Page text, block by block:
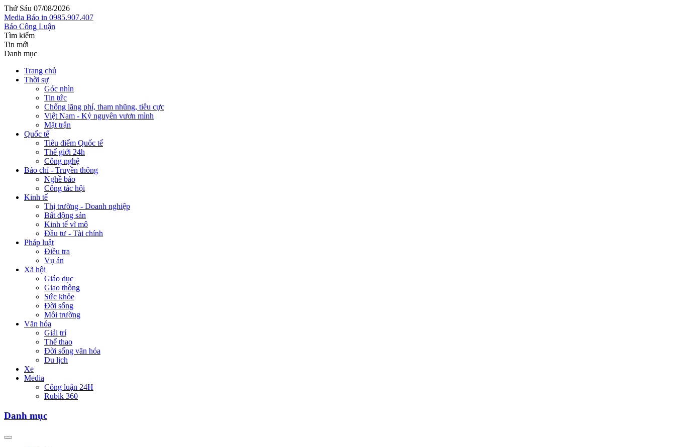
Thứ Sáu 07/08/2026
Media Báo in 0985.907.407
Báo Công Luận
Tìm kiếm
Tin mới
Danh mục
Trang chủ
Thời sự
Góc nhìn
Tin tức
Chống lãng phí, tham nhũng, tiêu cực
Việt Nam - Kỷ nguyên vươn mình
Mặt trận
Quốc tế
Tiêu điểm Quốc tế
Thế giới 24h
Công nghệ
Báo chí - Truyền thông
Nghề báo
Công tác hội
Kinh tế
Thị trường - Doanh nghiệp
Bất động sản
Kinh tế vĩ mô
Đầu tư - Tài chính
Pháp luật
Điều tra
Vụ án
Xã hội
Giáo dục
Giao thông
Sức khỏe
Đời sống
Môi trường
Văn hóa
Giải trí
Thể thao
Đời sống văn hóa
Du lịch
Xe
Media
Công luận 24H
Rubik 360
Danh mục